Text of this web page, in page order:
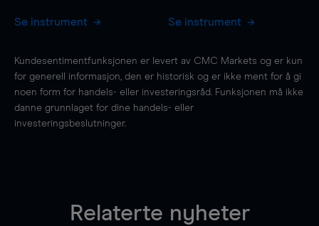
Se instrument Se instrument
Kundesentimentfunksjonen er levert av CMC Markets og er kun
for generell informasjon, den er historisk og er ikke ment for å gi
noen form for handels- eller investeringsråd. Funksjonen må ikke
danne grunnlaget for dine handels- eller
investeringsbeslutninger.
Relaterte nyheter